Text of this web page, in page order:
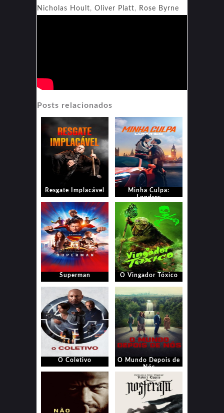
Nicholas Hoult, Oliver Platt, Rose Byrne
Posts relacionados
Resgate Implacável
Minha Culpa:
Londres
Superman O Vingador Tóxico
O Coletivo
O Mundo Depois de
Nós